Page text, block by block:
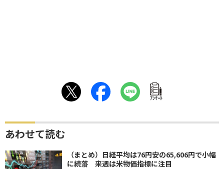
ｱﾝｹｰﾄ
あわせて読む
（まとめ）日経平均は76円安の65,606円で小幅
に続落 来週は米物価指標に注目